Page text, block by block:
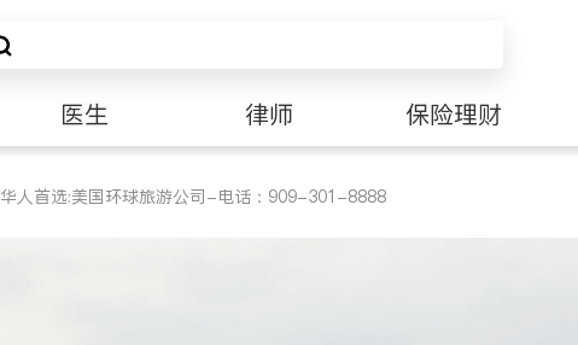
医生 律师 保险理财
华人首选:美国环球旅游公司-电话：909-301-8888